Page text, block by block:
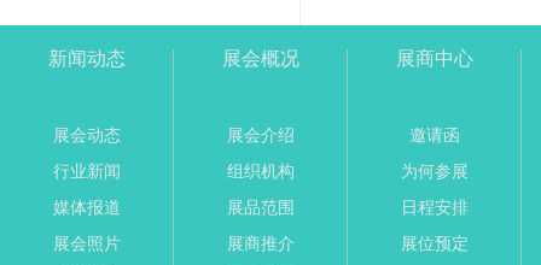
新闻动态
展会动态
行业新闻
媒体报道
展会照片
展会概况
展会介绍
组织机构
展品范围
展商推介
展商中心
邀请函
为何参展
日程安排
展位预定